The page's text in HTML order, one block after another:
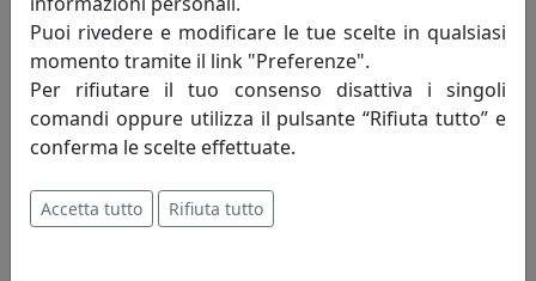
Legno
L73 x PR7 x H26 cm
Informazioni sul brand
Biscottini International Art Trading è
un’azienda giovane, nata nel 1996 ma che
Puoi rivedere e modificare le tue scelte in qualsiasi
momento tramite il link "Preferenze".
Per rifiutare il tuo consenso disattiva i singoli
comandi oppure utilizza il pulsante “Rifiuta tutto” e
conferma le scelte effettuate.
Accetta tutto Rifiuta tutto